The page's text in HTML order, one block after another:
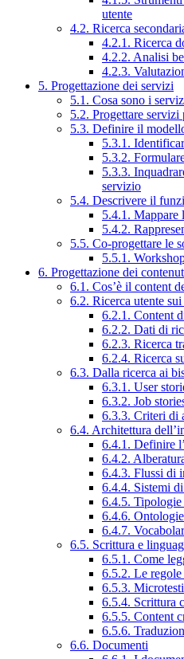
utente
4.2. Ricerca
4.2.1. Ricerca
4.2.2. Analisi
4.2.3.
5. Progettazione dei servizi
5.1. Cosa sono i
5.2. Progettare
5.3. Definire il
5.3.1.
5.3.2.
5.3.3.
servizio
5.4. Descrivere il
5.4.1. Mappare
5.4.2.
5.5. Co-progettare le
5.5.1.
6. Progettazione dei
6.1. Cos’è il content
6.2. Ricerca utente
6.2.1. Content
6.2.2. Dati di
6.2.3. Ricerca
6.2.4. Ricerca
6.3. Dalla ricerca ai
6.3.1. User
6.3.2. Job
6.3.3. Criteri di
6.4. Architettura
6.4.1. Definire
6.4.2.
6.4.3. Flussi di
6.4.4. Sistemi
6.4.5.
6.4.6.
6.4.7.
6.5. Scrittura e
6.5.1. Come
6.5.2. Le
6.5.3. Microtesti
6.5.4. Scrittura
6.5.5. Content
6.5.6.
6.6. Documenti